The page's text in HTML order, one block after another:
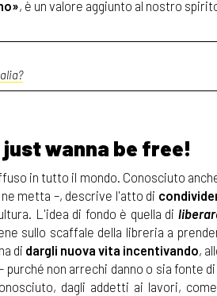
, è un valore aggiunto al nostro
wanna be free!
in tutto il mondo. Conosciuto
metta –, descrive l'atto di
L'idea di fondo è quella di
sullo scaffale della libreria a
di dargli nuova vita incentivando,
purché non arrechi danno o sia fonte
dagli addetti ai lavori, come